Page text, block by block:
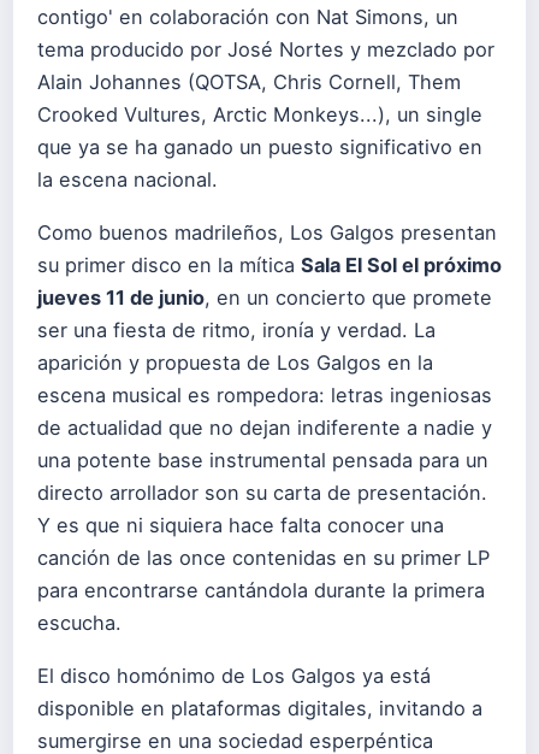
contigo' en colaboración con Nat Simons, un
tema producido por José Nortes y mezclado por
Alain Johannes (QOTSA, Chris Cornell, Them
Crooked Vultures, Arctic Monkeys...), un single
que ya se ha ganado un puesto significativo en
la escena nacional.
Como buenos madrileños, Los Galgos presentan
su primer disco en la mítica Sala El Sol el próximo
jueves 11 de junio, en un concierto que promete
ser una fiesta de ritmo, ironía y verdad. La
aparición y propuesta de Los Galgos en la
escena musical es rompedora: letras ingeniosas
de actualidad que no dejan indiferente a nadie y
una potente base instrumental pensada para un
directo arrollador son su carta de presentación.
Y es que ni siquiera hace falta conocer una
canción de las once contenidas en su primer LP
para encontrarse cantándola durante la primera
escucha.
El disco homónimo de Los Galgos ya está
disponible en plataformas digitales, invitando a
sumergirse en una sociedad esperpéntica